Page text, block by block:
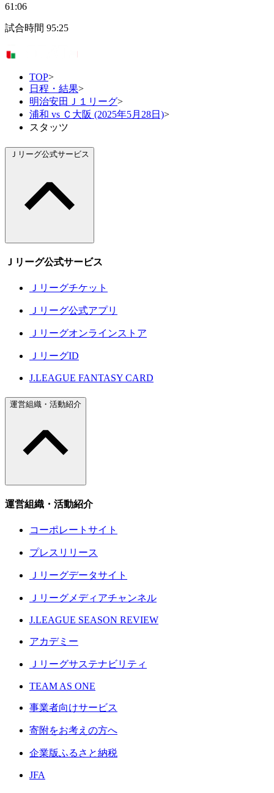
61:06
試合時間 95:25
TOP>
日程・結果>
明治安田Ｊ１リーグ>
浦和 vs Ｃ大阪 (2025年5月28日)>
スタッツ
Ｊリーグ公式サービス
Ｊリーグ公式サービス
Ｊリーグチケット
Ｊリーグ公式アプリ
Ｊリーグオンラインストア
ＪリーグID
J.LEAGUE FANTASY CARD
運営組織・活動紹介
運営組織・活動紹介
コーポレートサイト
プレスリリース
Ｊリーグデータサイト
Ｊリーグメディアチャンネル
J.LEAGUE SEASON REVIEW
アカデミー
Ｊリーグサステナビリティ
TEAM AS ONE
事業者向けサービス
寄附をお考えの方へ
企業版ふるさと納税
JFA